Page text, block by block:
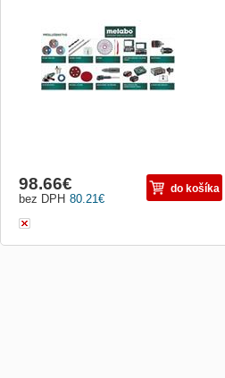
80.21€
bez DPH
98.66€ do košíka